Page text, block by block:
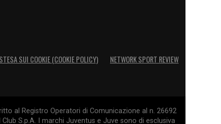
SUI COOKIE (COOKIE POLICY) NETWORK SPORT REVIEW
al Registro Operatori di Comunicazione al n. 26692
S.p.A. I marchi Juventus e Juve sono di esclusiva